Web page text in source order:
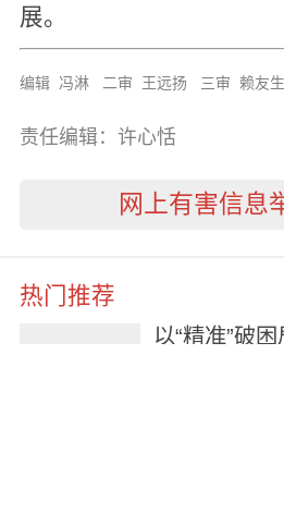
展。
编辑 冯淋 二审 王远扬 三审 赖友生
责任编辑：许心恬
网上有害信息
热门推荐
以“精准”破困